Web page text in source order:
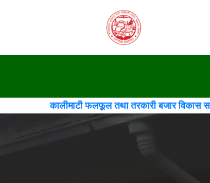
कालीमाटी फलफूल तथा तरकारी बजार विकास